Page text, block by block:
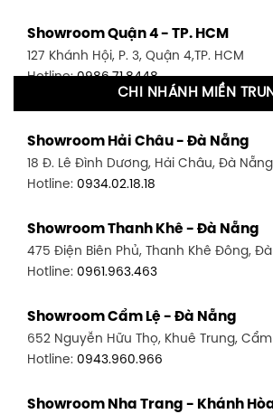
Showroom Quận 4 - TP. HCM
127 Khánh Hội, P. 3, Quận 4,TP. HCM
Hotline:0986.71.8448
1411 Đường 3/2, P. 16, Quận 11, TP. HCM
Hotline:0906.256.759
1448 Huỳnh Tấn Phát, Phú Thuận, Quận
Hotline:0946.480.580
348 Đ. Bạch Đằng, P. 14, Bình Thạnh, TP
Hotline:0902.716.230
591 Hoàng Văn Thụ, P. 4, Tân Bình, TP
CHI NHÁNH MIỀN
Showroom Hải Châu - Đà Nẵng
18 Đ. Lê Đình Dương, Hải Châu, Đà Nẵng
Hotline: 0934.02.18.18
Showroom Thanh Khê - Đà Nẵng
475 Điện Biên Phủ, Thanh Khê Đông,
Hotline: 0961.963.463
Showroom Cẩm Lệ - Đà Nẵng
652 Nguyễn Hữu Thọ, Khuê Trung,
Hotline: 0943.960.966
Showroom Nha Trang - Khánh